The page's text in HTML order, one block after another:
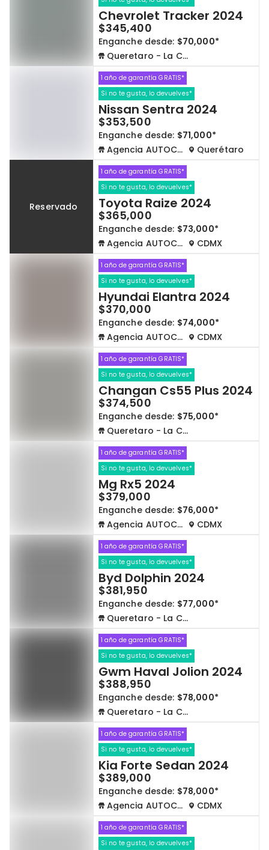
Chevrolet Tracker 2024
$345,400
Enganche desde: $70,000*
Queretaro - La Capilla
1 año de garantía GRATIS*
Si no te gusta, lo devuelves*
Nissan Sentra 2024
$353,500
Enganche desde: $71,000*
Agencia AUTOCOM
Querétaro
Reservado
1 año de garantía GRATIS*
Si no te gusta, lo devuelves*
Toyota Raize 2024
$365,000
Enganche desde: $73,000*
Agencia AUTOCOM
CDMX
1 año de garantía GRATIS*
Si no te gusta, lo devuelves*
Hyundai Elantra 2024
$370,000
Enganche desde: $74,000*
Agencia AUTOCOM
CDMX
1 año de garantía GRATIS*
Si no te gusta, lo devuelves*
Changan Cs55 Plus 2024
$374,500
Enganche desde: $75,000*
Queretaro - La Capilla
1 año de garantía GRATIS*
Si no te gusta, lo devuelves*
Mg Rx5 2024
$379,000
Enganche desde: $76,000*
Agencia AUTOCOM
CDMX
1 año de garantía GRATIS*
Si no te gusta, lo devuelves*
Byd Dolphin 2024
$381,950
Enganche desde: $77,000*
Queretaro - La Capilla
1 año de garantía GRATIS*
Si no te gusta, lo devuelves*
Gwm Haval Jolion 2024
$388,950
Enganche desde: $78,000*
Queretaro - La Capilla
1 año de garantía GRATIS*
Si no te gusta, lo devuelves*
Kia Forte Sedan 2024
$389,000
Enganche desde: $78,000*
Agencia AUTOCOM
CDMX
1 año de garantía GRATIS*
Si no te gusta, lo devuelves*